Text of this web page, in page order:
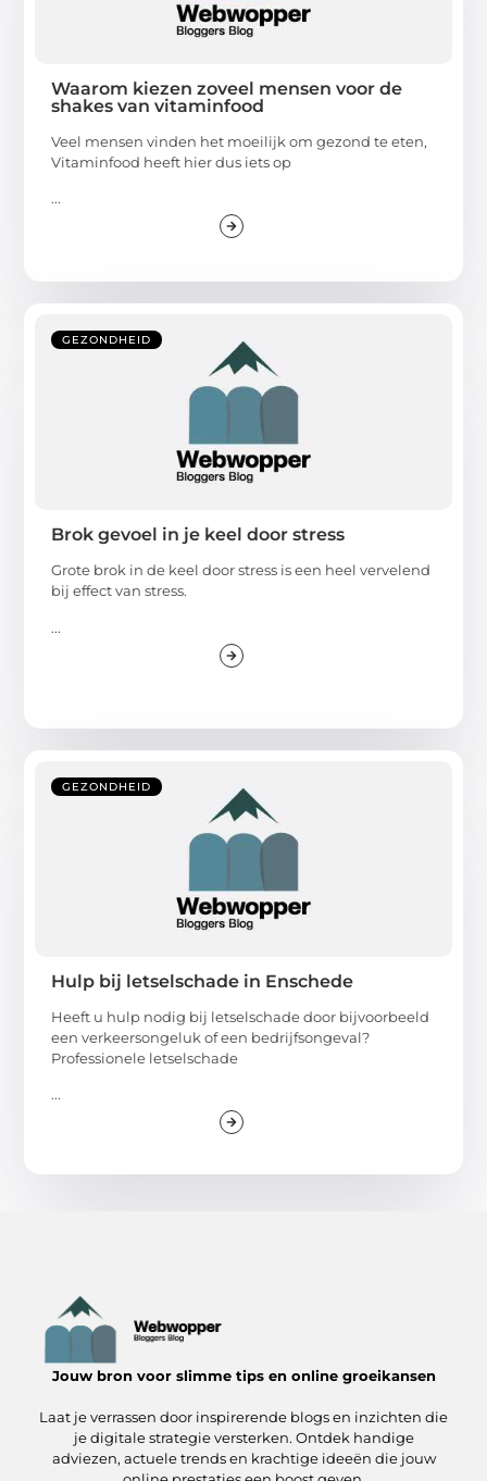
Waarom kiezen zoveel mensen voor de
shakes van vitaminfood
Veel mensen vinden het moeilijk om gezond te eten,
Vitaminfood heeft hier dus iets op
...
GEZONDHEID
Brok gevoel in je keel door stress
Grote brok in de keel door stress is een heel vervelend
bij effect van stress.
...
GEZONDHEID
Hulp bij letselschade in Enschede
Heeft u hulp nodig bij letselschade door bijvoorbeeld
een verkeersongeluk of een bedrijfsongeval?
Professionele letselschade
...
Jouw bron voor slimme tips en online groeikansen
Laat je verrassen door inspirerende blogs en inzichten die
je digitale strategie versterken. Ontdek handige
adviezen, actuele trends en krachtige ideeën die jouw